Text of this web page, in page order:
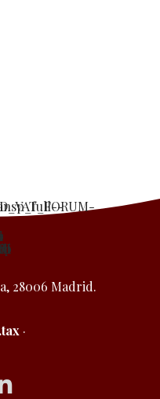
28006 Madrid.
·
Twittera Linkedin